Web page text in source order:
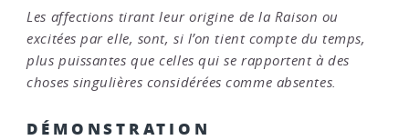
Les affections tirant leur origine de la Raison ou
excitées par elle, sont, si l’on tient compte du temps,
plus puissantes que celles qui se rapportent à des
choses singulières considérées comme absentes.
DÉMONSTRATION